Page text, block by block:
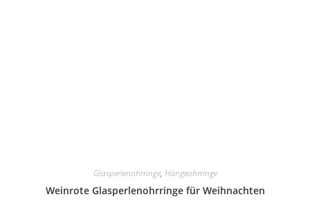
Glasperlenohrringe, Hängeohrringe
Weinrote Glasperlenohrringe für Weihnachten